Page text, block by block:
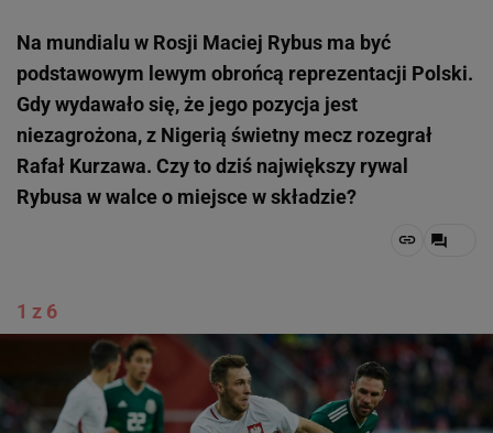
Na mundialu w Rosji Maciej Rybus ma być
podstawowym lewym obrońcą reprezentacji Polski.
Gdy wydawało się, że jego pozycja jest
niezagrożona, z Nigerią świetny mecz rozegrał
Rafał Kurzawa. Czy to dziś największy rywal
Rybusa w walce o miejsce w składzie?
1 z 6